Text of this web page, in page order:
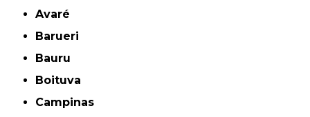
Avaré
Barueri
Bauru
Boituva
Campinas